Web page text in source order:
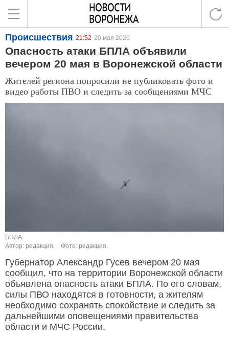
Происшествия 21:52 20 мая 2026
Опасность атаки БПЛА объявили
вечером 20 мая в Воронежской области
Жителей региона попросили не публиковать фото и
видео работы ПВО и следить за сообщениями МЧС
БПЛА.
Автор: редакция.
Фото: редакция.
Губернатор Александр Гусев вечером 20 мая
сообщил, что на территории Воронежской области
объявлена опасность атаки БПЛА. По его словам,
силы ПВО находятся в готовности, а жителям
необходимо сохранять спокойствие и следить за
дальнейшими оповещениями правительства
области и МЧС России.